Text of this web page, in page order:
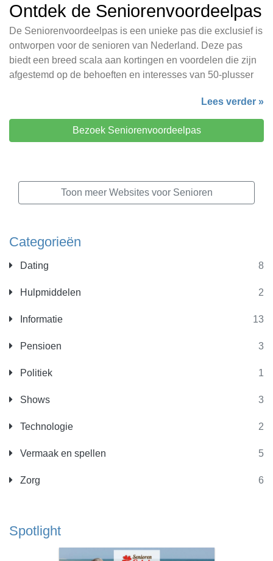
Categorieën
Dating 8
Hulpmiddelen 2
Informatie 13
Pensioen 3
Politiek 1
Shows 3
Technologie 2
Vermaak en spellen 5
Zorg 6
Spotlight
Ontdek de Seniorenvoordeelpas
De Seniorenvoordeelpas is een unieke pas die exclusief is
ontworpen voor de senioren van Nederland. Deze pas
biedt een breed scala aan kortingen en voordelen die zijn
afgestemd op de behoeften en interesses van 50-plusser
Lees verder »
Bezoek Seniorenvoordeelpas
Toon meer Websites voor Senioren